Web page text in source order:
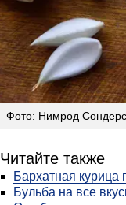
Фото: Нимрод Сондерс
Читайте также
Бархатная курица
Бульба на все